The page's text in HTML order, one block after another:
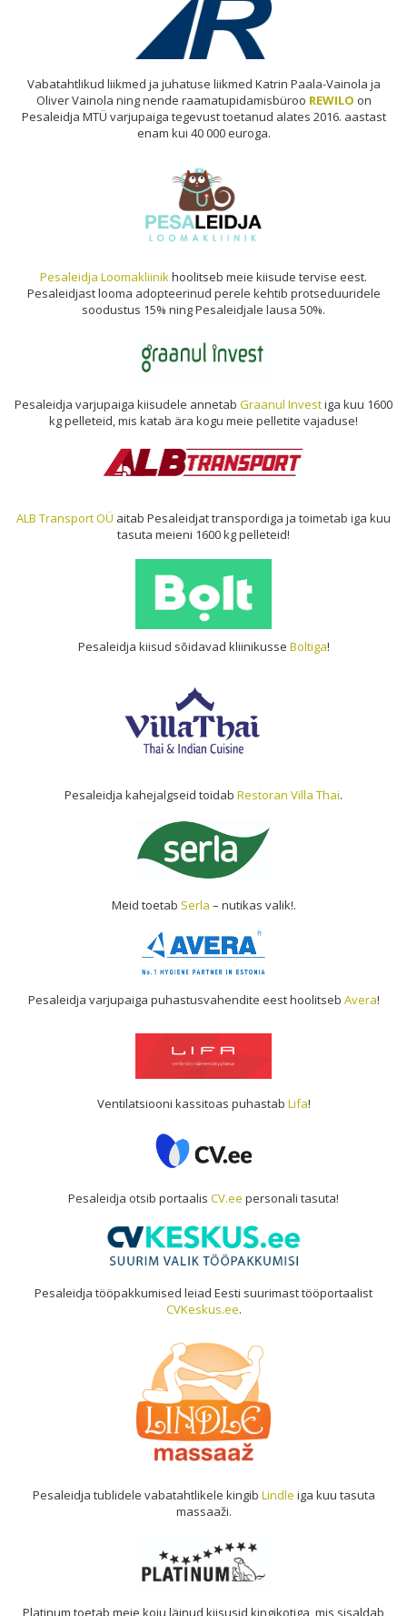
Vabatahtlikud liikmed ja juhatuse liikmed Katrin Paala-Vainola ja
Oliver Vainola ning nende raamatupidamisbüroo REWILO on
Pesaleidja MTÜ varjupaiga tegevust toetanud alates 2016. aastast
enam kui 40 000 euroga.
Pesaleidja Loomakliinikhoolitseb meie kiisude tervise eest.
Pesaleidjast looma adopteerinud perele kehtib protseduuridele
soodustus 15% ning Pesaleidjale lausa 50%.
Pesaleidja varjupaiga kiisudele annetab Graanul Investiga kuu 1600
kg pelleteid, mis katab ära kogu meie pelletite vajaduse!
ALB Transport OÜ aitab Pesaleidjat transpordiga ja toimetab iga kuu
tasuta meieni 1600 kg pelleteid!
Pesaleidja kiisud sõidavad kliinikusse Boltiga!
Pesaleidja kahejalgseid toidab Restoran Villa Thai.
Meid toetab Serla – nutikas valik!.
Pesaleidja varjupaiga puhastusvahendite eest hoolitseb Avera!
Ventilatsiooni kassitoas puhastab Lifa!
Pesaleidja otsib portaalis CV.ee personali tasuta!
Pesaleidja tööpakkumised leiad Eesti suurimast tööportaalist
CVKeskus.ee.
Pesaleidja tublidele vabatahtlikele kingib Lindle iga kuu tasuta
massaaži.
Platinum toetab meie koju läinud kiisusid kingikotiga, mis sisaldab